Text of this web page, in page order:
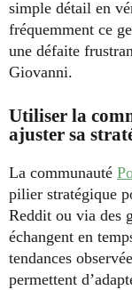
simple détail en
fréquemment ce
une défaite
Giovanni.
Utiliser la
ajuster sa
La communauté
pilier stratégique
Reddit ou via des
échangent en
tendances
permettent